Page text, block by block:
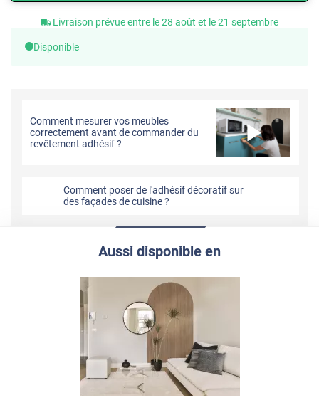
Livraison prévue entre le 28 août et le 21 septembre
Disponible
Comment mesurer vos meubles
correctement avant de commander du
revêtement adhésif ?
Comment poser de l'adhésif décoratif sur
des façades de cuisine ?
Aussi disponible en